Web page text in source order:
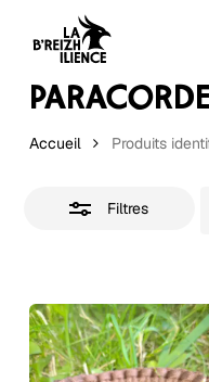
content
Panier
Accueil Produits
Filtres